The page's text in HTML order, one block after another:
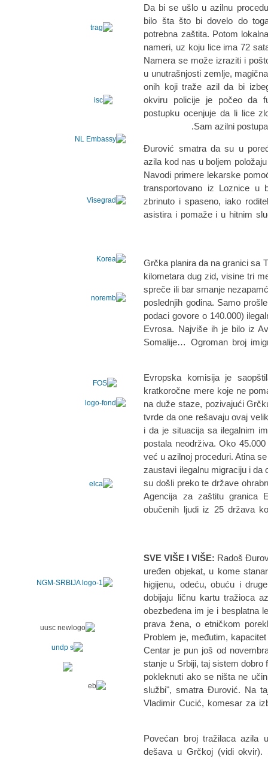
Da bi se ušlo u azilnu
bilo šta što bi dovelo do
potrebna zaštita. Potom
nameri, uz koju lice ima 72
Namera se može izraziti i
u unutrašnjosti zemlje,
onih koji traže azil da bi
okviru policije je počeo da
postupku ocenjuje da li lice
Sam azilni
Đurović smatra da su u
azila kod nas u boljem
Navodi primere lekarske
transportovano iz Loznice u
zbrinuto i spaseno, iako
asistira i pomaže i u hitnim
Grčka planira da na granici sa
kilometara dug zid, visine tri
spreče ili bar smanje
poslednjih godina. Samo
podaci govore o 140.000)
Evrosa. Najviše ih je bilo iz
Somalije… Ogroman broj
Evropska komisija je
kratkoročne mere koje ne
na duže staze, pozivajući
tvrde da one rešavaju ovaj
i da je situacija sa ilegalnim
postala neodrživa. Oko
već u azilnoj proceduri. Atina
zaustavi ilegalnu migraciju i da
su došli preko te države
Agencija za zaštitu granica
obučenih ljudi iz 25 država
SVE VIŠE I VIŠE: Radoš
uređen objekat, u kome
higijenu, odeću, obuću i
dobijaju ličnu kartu tražioca
obezbeđena im je i besplatna
prava žena, o etničkom
Problem je, međutim,
Centar je pun još od
stanje u Srbiji, taj sistem dobro
pokleknuti ako se ništa ne
službi", smatra Đurović. Na
Vladimir Cucić, komesar za
Povećan broj tražilaca azila
dešava u Grčkoj (vidi okvir).